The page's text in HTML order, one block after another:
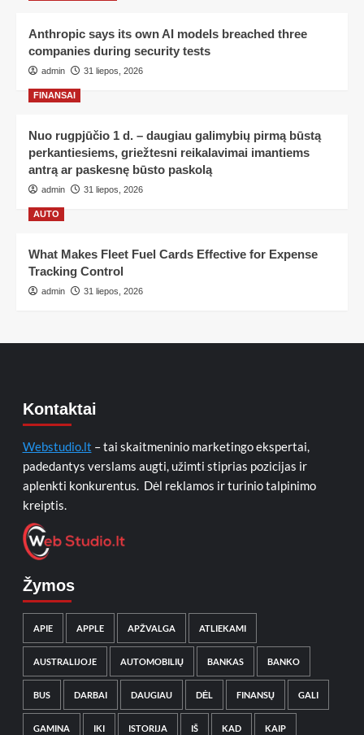
Anthropic says its own AI models breached three
companies during security tests
admin 31 liepos, 2026
FINANSAI
Nuo rugpjūčio 1 d. – daugiau galimybių pirmą būstą
perkantiesiems, griežtesni reikalavimai imantiems
antrą ar paskesnę būsto paskolą
admin 31 liepos, 2026
AUTO
What Makes Fleet Fuel Cards Effective for Expense
Tracking Control
admin 31 liepos, 2026
Kontaktai
Webstudio.lt – tai skaitmeninio marketingo ekspertai,
padedantys verslams augti, užimti stiprias pozicijas ir
aplenkti konkurentus. Dėl reklamos ir turinio talpinimo
kreiptis.
Žymos
APIE APPLE APŽVALGA ATLIEKAMI
AUSTRALIJOJE AUTOMOBILIŲ BANKAS BANKO
BUS DARBAI DAUGIAU DĖL FINANSŲ GALI
GAMINA IKI ISTORIJA IŠ KAD KAIP